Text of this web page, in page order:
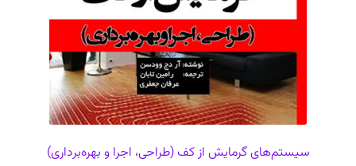
سیستم‌های گرمایش از کف (طراحی، اجرا و بهره‌برداری)